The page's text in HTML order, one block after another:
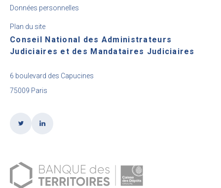
Données personnelles
Plan du site
Conseil National des Administrateurs
Judiciaires et des Mandataires Judiciaires
6 boulevard des Capucines
75009 Paris